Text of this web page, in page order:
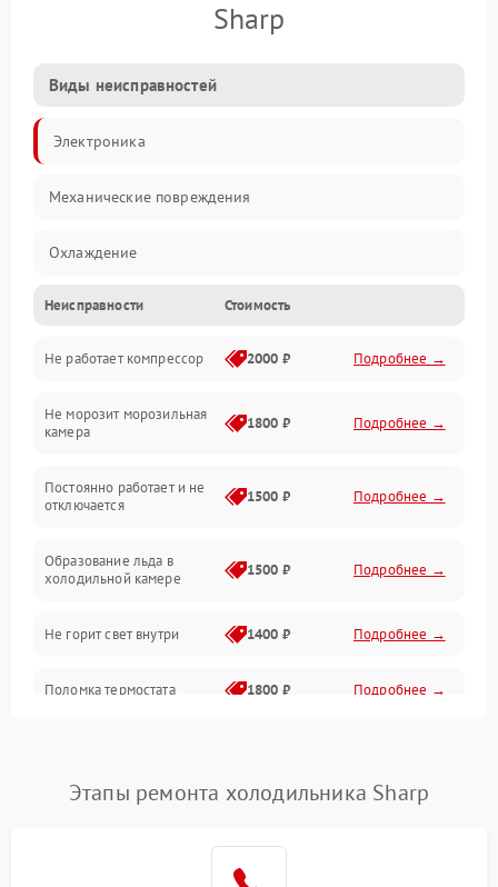
Sharp
Виды неисправностей
Электроника
Механические повреждения
Охлаждение
Механика
Электропитание
Дренаж
Неисправности Стоимость
Не работает компрессор 2000 ₽ Подробнее →
Не морозит морозильная
камера
1800 ₽ Подробнее →
Постоянно работает и не
отключается
1500 ₽ Подробнее →
Образование льда в
холодильной камере
1500 ₽ Подробнее →
Не горит свет внутри 1400 ₽ Подробнее →
Поломка термостата 1800 ₽ Подробнее →
Поломка системы No Frost 2600 ₽ Подробнее →
Этапы ремонта холодильника Sharp